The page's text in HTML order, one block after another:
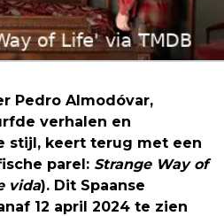
Pedro Almodóvar,
verhalen en
stijl, keert terug met een
parel: Strange Way of
vida). Dit Spaanse
12 april 2024 te zien